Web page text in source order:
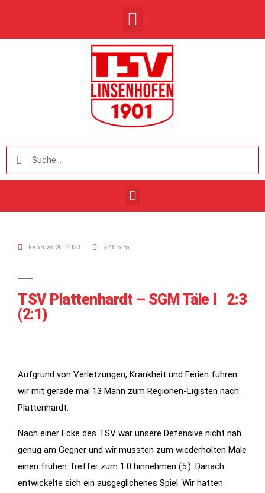
Februar 20, 2023 9:48 p.m.
TSV Plattenhardt – SGM Täle I 2:3
(2:1)
Aufgrund von Verletzungen, Krankheit und Ferien fuhren
wir mit gerade mal 13 Mann zum Regionen-Ligisten nach
Plattenhardt.
Nach einer Ecke des TSV war unsere Defensive nicht nah
genug am Gegner und wir mussten zum wiederholten Male
einen frühen Treffer zum 1:0 hinnehmen (5.). Danach
entwickelte sich ein ausgeglichenes Spiel. Wir hatten
Notwendig
Diese
werden für
die
Funktionalität